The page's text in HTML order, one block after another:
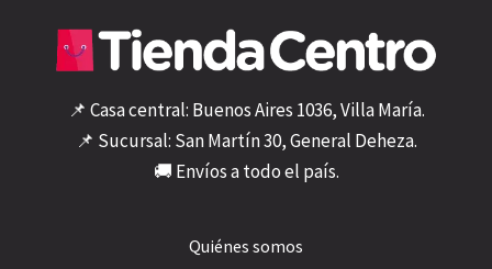
📌 Casa central: Buenos Aires 1036, Villa María.
📌 Sucursal: San Martín 30, General Deheza.
🚚 Envíos a todo el país.
Quiénes somos